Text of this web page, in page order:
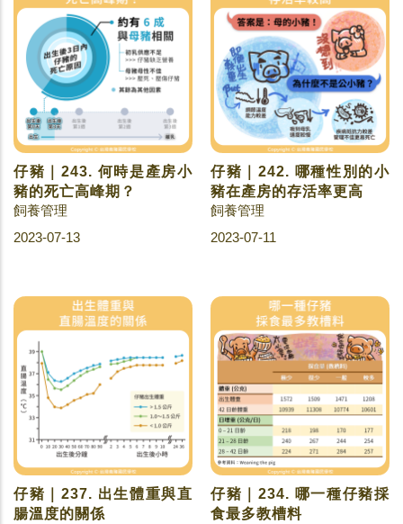
仔豬｜243. 何時是產房小
豬的死亡高峰期？
飼養管理
2023-07-13
仔豬｜242. 哪種性別的小
豬在產房的存活率更高
飼養管理
2023-07-11
仔豬｜237. 出生體重與直
腸溫度的關係
仔豬｜234. 哪一種仔豬採
食最多教槽料